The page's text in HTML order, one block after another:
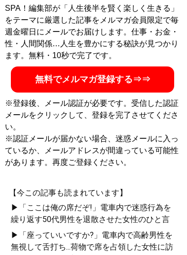
誌・MOOKなどに執筆
記事一覧へ
SPA！編集部が「人生後半を賢く楽しく生きる」
をテーマに厳選した記事をメルマガ会員限定で毎
週金曜日にメールでお届けします。仕事・お金・
性・人間関係…人生を豊かにする秘訣が見つかり
ます。無料・10秒で完了です。
無料でメルマガ登録する⇒⇒
※登録後、メール認証が必要です。受信した認証
メールをクリックして、登録を完了させてくださ
い。
※認証メールが届かない場合、迷惑メールに入っ
ているか、メールアドレスが間違っている可能性
があります。再度ご登録ください。
【今この記事も読まれています】
▶「ここは俺の席だぞ!」電車内で迷惑行為を
繰り返す50代男性を退散させた女性のひと言
▶「座っていいですか?」電車内で高齢男性を
無視して舌打ち...荷物で席を占領した女性に訪